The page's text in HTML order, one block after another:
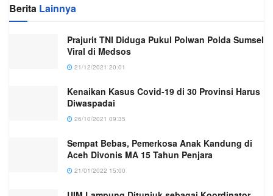
Berita Lainnya
Prajurit TNI Diduga Pukul Polwan Polda Sumsel
Viral di Medsos
21/12/2021 20:01
Kenaikan Kasus Covid-19 di 30 Provinsi Harus
Diwaspadai
26/10/2021 09:35
Sempat Bebas, Pemerkosa Anak Kandung di
Aceh Divonis MA 15 Tahun Penjara
21/01/2022 15:00